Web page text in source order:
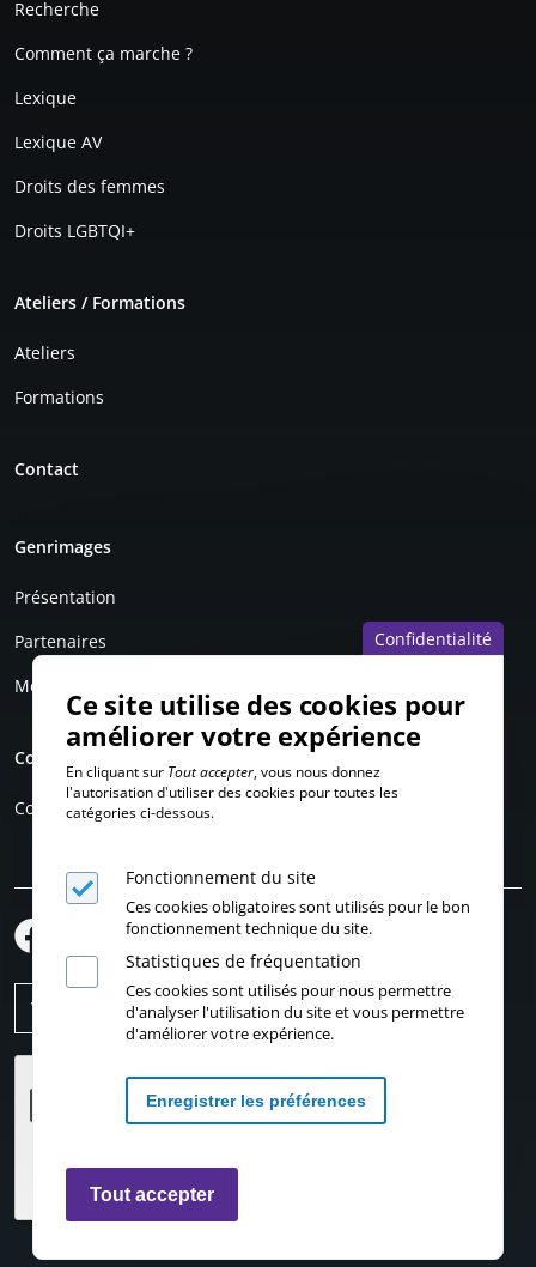
Recherche
Comment ça marche ?
Lexique
Lexique AV
Droits des femmes
Droits LGBTQI+
Ateliers / Formations
Ateliers
Formations
Contact
Genrimages
Présentation
Partenaires
Mentions légales
Compte personnel
Connexion
Confidentialité
Ce site utilise des cookies pour
améliorer votre expérience
En cliquant sur Tout accepter, vous nous donnez
l'autorisation d'utiliser des cookies pour toutes les
catégories ci-dessous.
Fonctionnement du site
Ces cookies obligatoires sont utilisés pour le bon
fonctionnement technique du site.
Statistiques de fréquentation
Ces cookies sont utilisés pour nous permettre
d'analyser l'utilisation du site et vous permettre
d'améliorer votre expérience.
Enregistrer les préférences
Tout accepter